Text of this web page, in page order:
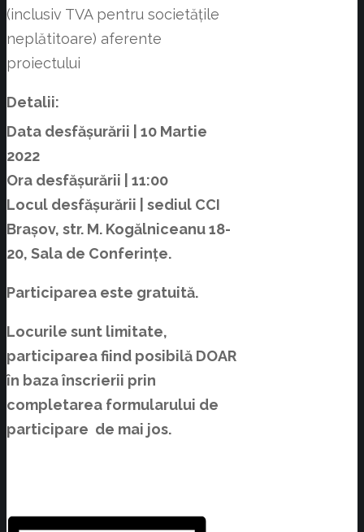
(inclusiv TVA pentru societățile
neplătitoare) aferente
proiectului
Detalii:
Data desfășurării | 10 Martie
2022
Ora desfășurării | 11:00
Locul desfășurării | sediul CCI
Brașov, str. M. Kogălniceanu 18-
20, Sala de Conferințe.
Participarea este gratuită.
Locurile sunt limitate,
participarea fiind posibilă DOAR
în baza înscrierii prin
completarea formularului de
participare de mai jos.